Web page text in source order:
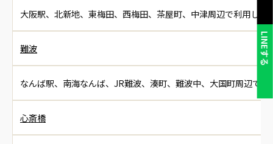
LINEする
大阪駅、北新地、東梅田、西梅田、茶屋町、中津周辺で利用した
難波
なんば駅、南海なんば、JR難波、湊町、難波中、大国町周辺で利
心斎橋